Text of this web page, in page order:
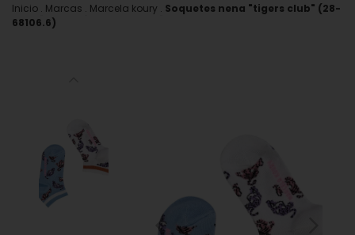
Inicio . Marcas . Marcela koury . Soquetes nena "tigers club" (28-
68106.6)